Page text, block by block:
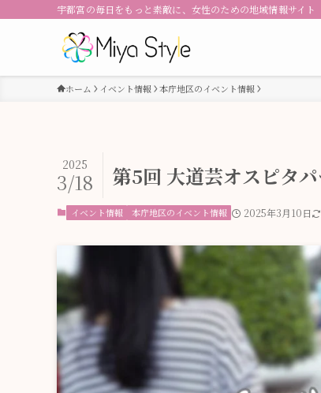
宇都宮の毎日をもっと素敵に、女性のための地域情報サイト
ホーム イベント情報 本庁地区のイベント情報
第5回 大道芸オスピタ
2025
3/18
イベント情報 本庁地区のイベント情報 2025年3月10日